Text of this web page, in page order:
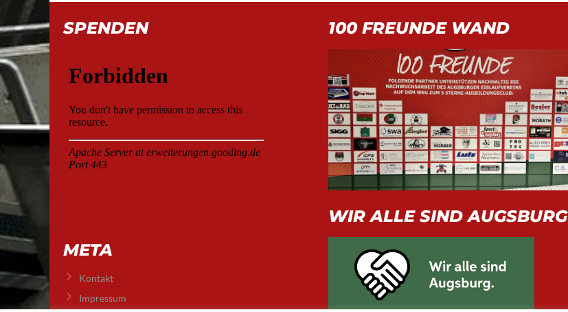
SPENDEN
META
Kontakt
Impressum
100 FREUNDE WAND
WIR ALLE SIND AUGSBURG